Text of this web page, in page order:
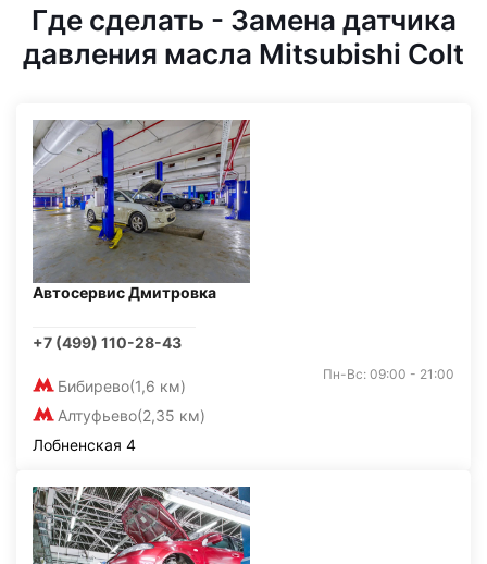
Где сделать - Замена датчика
давления масла Mitsubishi Colt
Автосервис Дмитровка
+7 (499) 110-28-43
Бибирево(1,6 км)
Алтуфьево(2,35 км)
Пн-Вс: 09:00 - 21:00
Лобненская 4